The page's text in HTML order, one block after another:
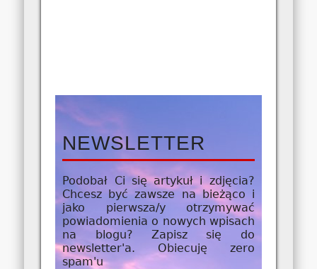
NEWSLETTER
Podobał Ci się artykuł i zdjęcia?
Chcesz być zawsze na bieżąco i
jako pierwsza/yotrzymywać
powiadomienia o nowych wpisach
na blogu? Zapisz się do
newsletter'a. Obiecuję zero
spam'u